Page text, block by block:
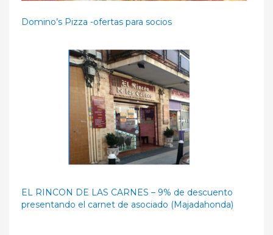
Domino’s Pizza -ofertas para socios
EL RINCON DE LAS CARNES – 9% de descuento
presentando el carnet de asociado (Majadahonda)